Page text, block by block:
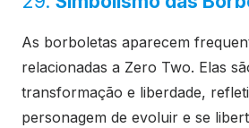
As borboletas aparecem
relacionadas a Zero Two. Elas
transformação e liberdade,
personagem de evoluir e se